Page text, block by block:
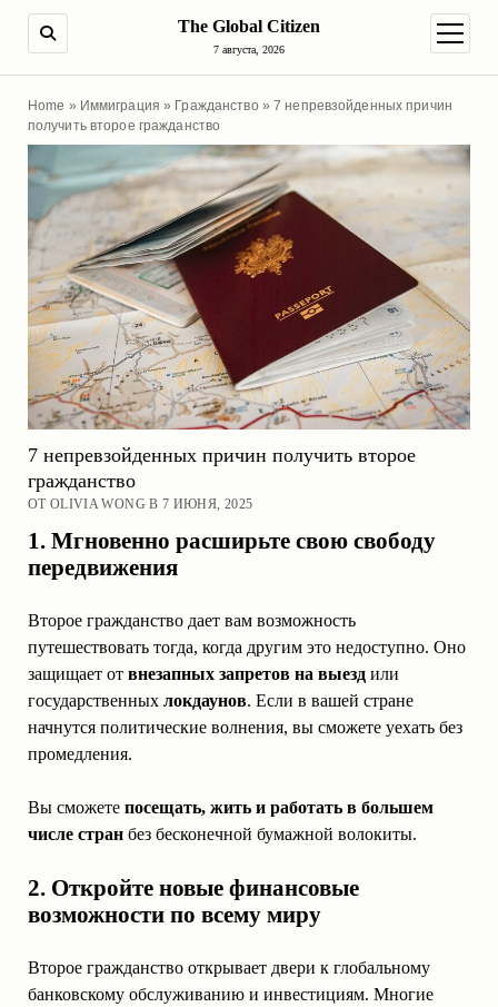
The Global Citizen
7 августа, 2026
Home » Иммиграция » Гражданство » 7 непревзойденных причин
получить второе гражданство
7 непревзойденных причин получить второе
гражданство
ОТ OLIVIA WONG В 7 ИЮНЯ, 2025
1. Мгновенно расширьте свою свободу
передвижения
Второе гражданство дает вам возможность
путешествовать тогда, когда другим это недоступно. Оно
защищает от внезапных запретов на выездили
государственных локдаунов. Если в вашей стране
начнутся политические волнения, вы сможете уехать без
промедления.
Вы сможете посещать, жить и работать в большем
числе странбез бесконечной бумажной волокиты.
2. Откройте новые финансовые
возможности по всему миру
Второе гражданство открывает двери к глобальному
банковскому обслуживанию и инвестициям. Многие